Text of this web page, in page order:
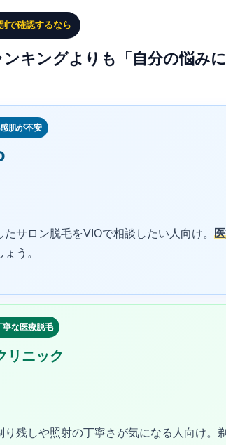
で確認するなら
ンキングよりも「自分の悩み
肌が不安
たサロン脱毛をVIOで相談したい人向け。
ょう。
寧な医療脱毛
リニック
り残しや照射の丁寧さが気になる人向け。